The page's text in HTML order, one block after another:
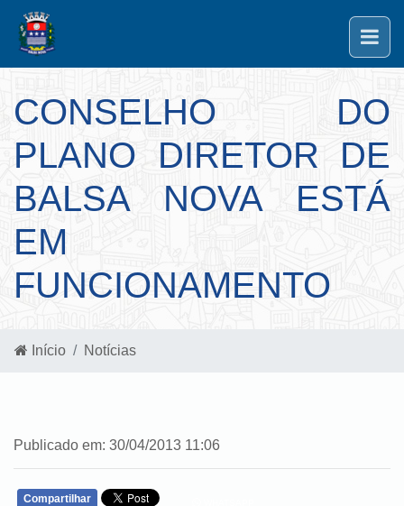
CONSELHO DO
PLANO DIRETOR DE
BALSA NOVA ESTÁ
EM
FUNCIONAMENTO
Início Notícias
Publicado em: 30/04/2013 11:06
Compartilhar